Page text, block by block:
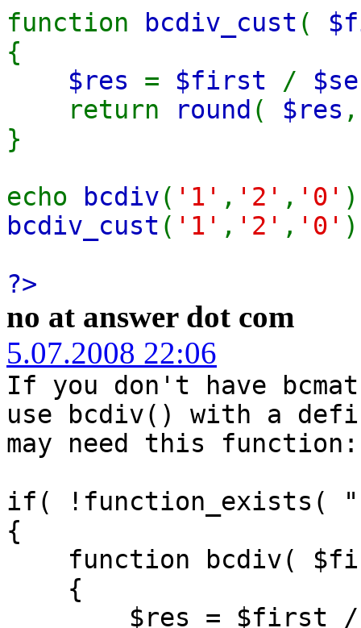
function bcdiv_cust (
{
$res = $first /
return
round ( $res
}
echo
bcdiv( '1' , '2' , '0'
bcdiv_cust ( '1' , '2' , '0'
?>
no at answer dot com
5.07.2008 22:06
If you don't have
use bcdiv() with a
may need this function:
if( !function_exists(
{
function bcdiv(
{
$res = $first /